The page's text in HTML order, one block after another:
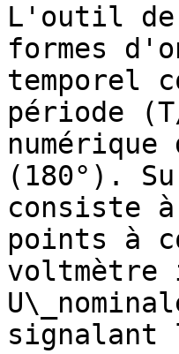
L'outil de
formes
temporel
période
(180°).
consiste
points à
voltmètre
signalant